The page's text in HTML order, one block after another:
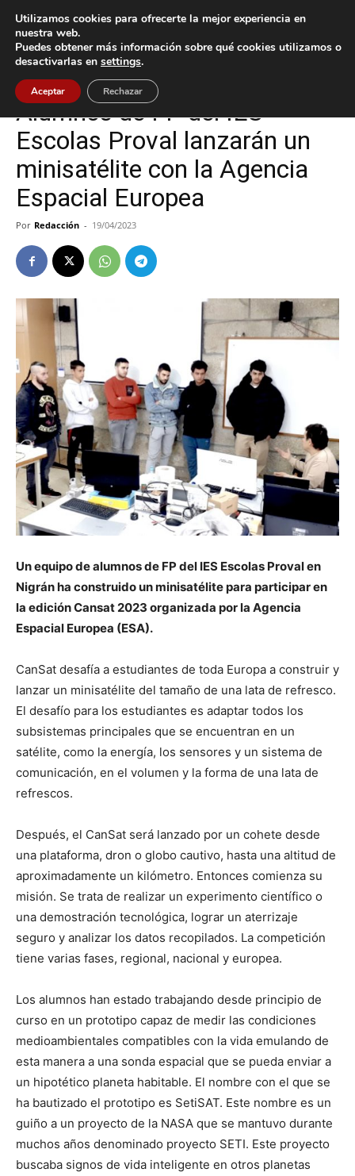
Inicio Nigrán
Nigrán Tecnología
Alumnos de FP del IES
Escolas Proval lanzarán un
minisatélite con la Agencia
Espacial Europea
Por Redacción - 19/04/2023
Un equipo de alumnos de FP del IES Escolas Proval en
Nigrán ha construido un minisatélite para participar en
la edición Cansat 2023 organizada por la Agencia
Espacial Europea (ESA).
CanSat desafía a estudiantes de toda Europa a construir y
lanzar un minisatélite del tamaño de una lata de refresco.
El desafío para los estudiantes es adaptar todos los
subsistemas principales que se encuentran en un
satélite, como la energía, los sensores y un sistema de
comunicación, en el volumen y la forma de una lata de
refrescos.
Después, el CanSat será lanzado por un cohete desde
una plataforma, dron o globo cautivo, hasta una altitud de
aproximadamente un kilómetro. Entonces comienza su
misión. Se trata de realizar un experimento científico o
una demostración tecnológica, lograr un aterrizaje
seguro y analizar los datos recopilados. La competición
tiene varias fases, regional, nacional y europea.
Los alumnos han estado trabajando desde principio de
curso en un prototipo capaz de medir las condiciones
medioambientales compatibles con la vida emulando de
esta manera a una sonda espacial que se pueda enviar a
un hipotético planeta habitable. El nombre con el que se
ha bautizado el prototipo es SetiSAT. Este nombre es un
guiño a un proyecto de la NASA que se mantuvo durante
muchos años denominado proyecto SETI. Este proyecto
buscaba signos de vida inteligente en otros planetas
Utilizamos cookies para ofrecerte la mejor experiencia en
nuestra web.
Puedes obtener más información sobre qué cookies utilizamos o
desactivarlas en settings.
Aceptar Rechazar